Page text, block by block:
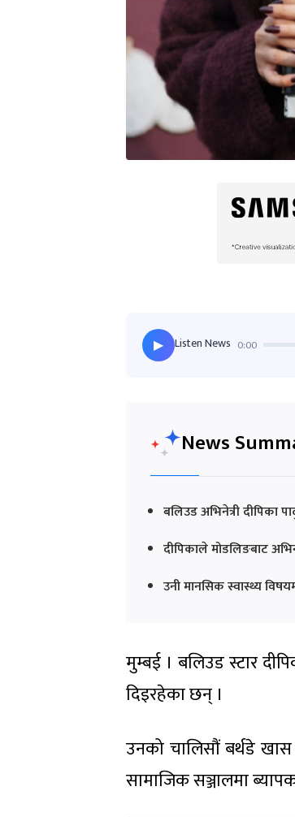
▶ Listen News 0:00
News
बलिउड अभिनेत्री
दीपिकाले मोडलिङबाट
उनी मानसिक स्वास्थ्य
मुम्बई । बलिउड स्टार
दिइरहेका छन् ।
उनको चालिसौं बर्थडे
सामाजिक सञ्जालमा